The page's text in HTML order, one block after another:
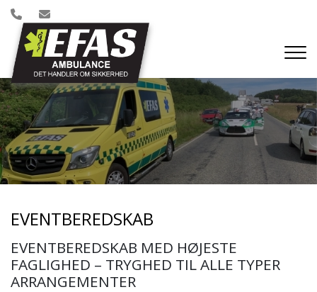
Gå
hovedindhold
EVENTBEREDSKAB
EVENTBEREDSKAB MED HØJESTE
FAGLIGHED – TRYGHED TIL ALLE TYPER
ARRANGEMENTER